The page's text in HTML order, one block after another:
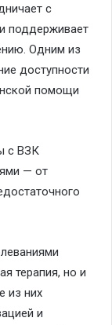
с
поддерживает
Одним из
доступности
помощи
с ВЗК
— от
терапия, но и
из них
и